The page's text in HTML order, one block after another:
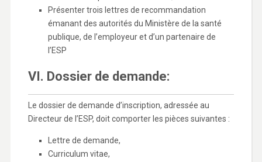
Présenter trois lettres de recommandation
émanant des autorités du Ministère de la santé
publique, de l’employeur et d’un partenaire de
l’ESP
VI. Dossier de demande:
Le dossier de demande d’inscription, adressée au
Directeur de l’ESP, doit comporter les pièces suivantes :
Lettre de demande,
Curriculum vitae,